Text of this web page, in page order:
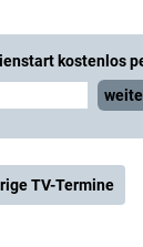
kostenlos
TV-Termine